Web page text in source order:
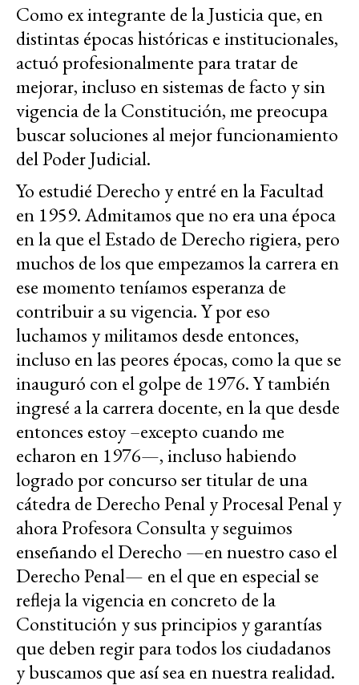
Como ex integrante de la Justicia que, en
distintas épocas históricas e institucionales,
actuó profesionalmente para tratar de
mejorar, incluso en sistemas de facto y sin
vigencia de la Constitución, me preocupa
buscar soluciones al mejor funcionamiento
del Poder Judicial.
Yo estudié Derecho y entré en la Facultad
en 1959. Admitamos que no era una época
en la que el Estado de Derecho rigiera, pero
muchos de los que empezamos la carrera en
ese momento teníamos esperanza de
contribuir a su vigencia. Y por eso
luchamos y militamos desde entonces,
incluso en las peores épocas, como la que se
inauguró con el golpe de 1976. Y también
ingresé a la carrera docente, en la que desde
entonces estoy –excepto cuando me
echaron en 1976—, incluso habiendo
logrado por concurso ser titular de una
cátedra de Derecho Penal y Procesal Penal y
ahora Profesora Consulta y seguimos
enseñando el Derecho —en nuestro caso el
Derecho Penal— en el que en especial se
refleja la vigencia en concreto de la
Constitución y sus principios y garantías
que deben regir para todos los ciudadanos
y buscamos que así sea en nuestra realidad.